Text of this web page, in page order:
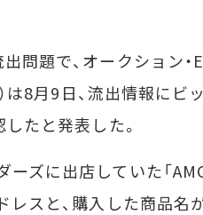
問題で、オークション・
は8月9日、流出情報に
たと発表した。
ズに出店していた「
レスと、購入した商品名